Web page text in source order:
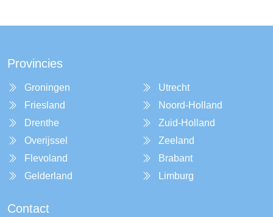
Provincies
Groningen
Friesland
Drenthe
Overijssel
Flevoland
Gelderland
Utrecht
Noord-Holland
Zuid-Holland
Zeeland
Brabant
Limburg
Contact